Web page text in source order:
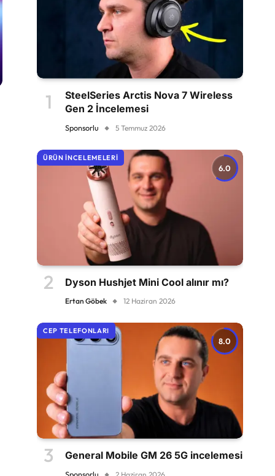
SteelSeries Arctis Nova 7 Wireless
Gen 2 İncelemesi
Sponsorlu 5 Temmuz 2026
6.0
ÜRÜN İNCELEMELERI
Dyson Hushjet Mini Cool alınır mı?
Ertan Göbek 12 Haziran 2026
8.0
CEP TELEFONLARI
General Mobile GM 26 5G incelemesi